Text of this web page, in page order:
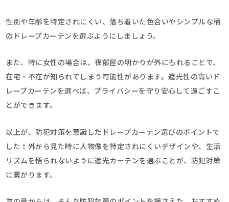
性別や年齢を特定されにくい、落ち着いた色合いやシンプルな柄
のドレープカーテンを選ぶようにしましょう。
また、特に女性の場合は、夜部屋の明かりが外にもれることで、
在宅・不在が知られてしまう可能性があります。遮光性の高いド
レープカーテンを選べば、プライバシーを守り安心して過ごすこ
とができます。
以上が、防犯対策を意識したドレープカーテン選びのポイントで
した！外から見た時に人物像を特定されにくいデザインや、生活
リズムを悟られないように遮光カーテンを選ぶことが、防犯対策
に繋がります。